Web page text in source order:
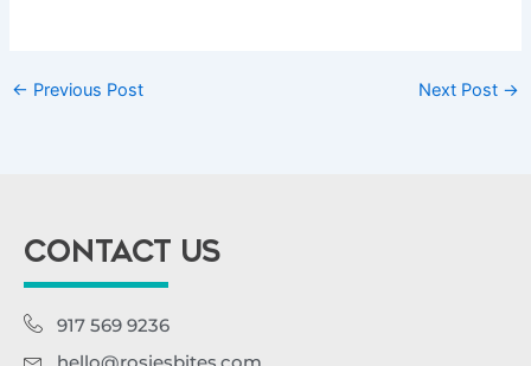
← Previous Post Next Post →
CONTACT US
917 569 9236